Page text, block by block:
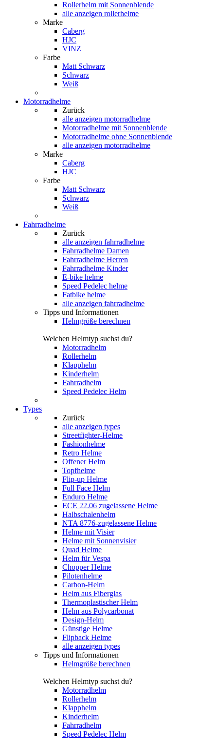
Rollerhelm mit Sonnenblende
alle anzeigen rollerhelme
Marke
Caberg
HJC
VINZ
Farbe
Matt Schwarz
Schwarz
Weiß
Motorradhelme
Zurück
alle anzeigen motorradhelme
Motorradhelme mit Sonnenblende
Motorradhelme ohne Sonnenblende
alle anzeigen motorradhelme
Marke
Caberg
HJC
Farbe
Matt Schwarz
Schwarz
Weiß
Fahrradhelme
Zurück
alle anzeigen fahrradhelme
Fahrradhelme Damen
Fahrradhelme Herren
Fahrradhelme Kinder
E-bike helme
Speed Pedelec helme
Fatbike helme
alle anzeigen fahrradhelme
Tipps und Informationen
Helmgröße berechnen
Welchen Helmtyp suchst du?
Motorradhelm
Rollerhelm
Klapphelm
Kinderhelm
Fahrradhelm
Speed Pedelec Helm
Types
Zurück
alle anzeigen types
Streetfighter-Helme
Fashionhelme
Retro Helme
Offener Helm
Topfhelme
Flip-up Helme
Full Face Helm
Enduro Helme
ECE 22.06 zugelassene Helme
Halbschalenhelm
NTA 8776-zugelassene Helme
Helme mit Visier
Helme mit Sonnenvisier
Quad Helme
Helm für Vespa
Chopper Helme
Pilotenhelme
Carbon-Helm
Helm aus Fiberglas
Thermoplastischer Helm
Helm aus Polycarbonat
Design-Helm
Günstige Helme
Flipback Helme
alle anzeigen types
Tipps und Informationen
Helmgröße berechnen
Welchen Helmtyp suchst du?
Motorradhelm
Rollerhelm
Klapphelm
Kinderhelm
Fahrradhelm
Speed Pedelec Helm